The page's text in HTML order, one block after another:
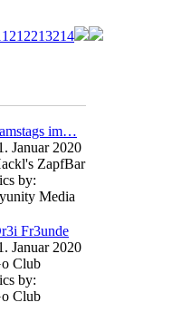
212213214
im…
Januar 2020
ZapfBar
by:
Media
Fr3unde
Januar 2020
Club
by:
Club